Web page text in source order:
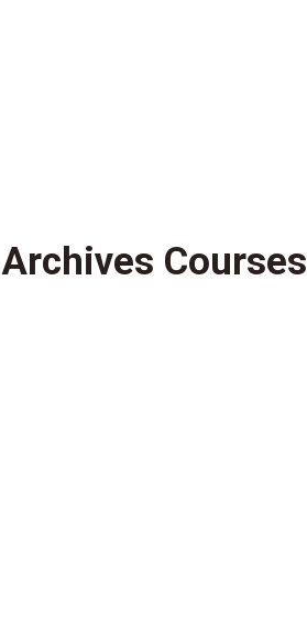
Archives Courses